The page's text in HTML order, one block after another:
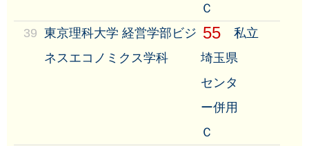
Ｃ
39 東京理科大学 経営学部ビジ
ネスエコノミクス学科
55
私立
埼玉県
センタ
ー併用
Ｃ